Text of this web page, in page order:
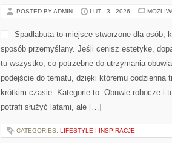
POSTED BY ADMIN LUT - 3 - 2026
Spadlabuta to miejsce stworzone dla osób,
sposób przemyślany. Jeśli cenisz estetykę,
tu wszystko, co potrzebne do utrzymania
podejście do tematu, dzięki któremu codzienna
krótkim czasie. Kategorie to: Obuwie robocze i
potrafi służyć latami, ale […]
CATEGORIES: LIFESTYLE I INSPIRACJE